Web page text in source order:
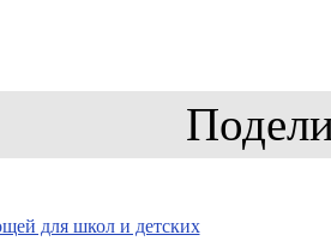
для школ и детских